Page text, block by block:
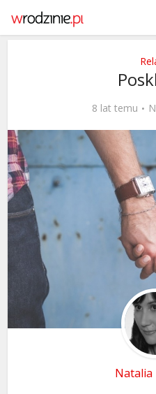
8 lat temu
Natalia